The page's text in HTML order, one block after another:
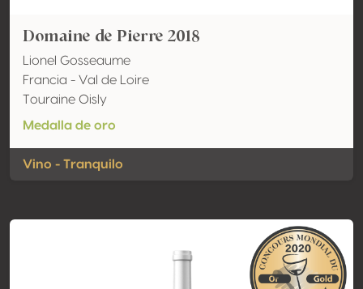
Domaine de Pierre 2018
Lionel Gosseaume
Francia - Val de Loire
Touraine Oisly
Medalla de oro
Vino - Tranquilo